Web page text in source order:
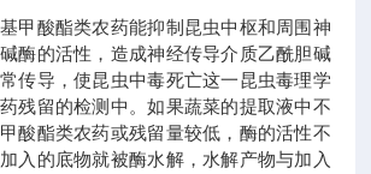
甲酸酯类农药能抑制昆虫中枢和周围神
酶的活性，造成神经传导介质乙酰胆碱
传导，使昆虫中毒死亡这一昆虫毒理学
残留的检测中。如果蔬菜的提取液中不
酸酯类农药或残留量较低，酶的活性不
入的底物就被酶水解，水解产物与加入